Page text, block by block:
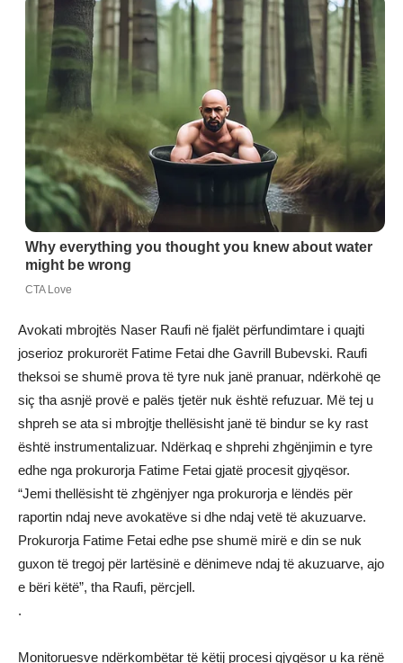
Avokati mbrojtës Naser Raufi në fjalët përfundimtare i quajti
joserioz prokurorët Fatime Fetai dhe Gavrill Bubevski. Raufi
theksoi se shumë prova të tyre nuk janë pranuar, ndërkohë qe
siç tha asnjë provë e palës tjetër nuk është refuzuar. Më tej u
shpreh se ata si mbrojtje thellësisht janë të bindur se ky rast
është instrumentalizuar. Ndërkaq e shprehi zhgënjimin e tyre
edhe nga prokurorja Fatime Fetai gjatë procesit gjyqësor.
“Jemi thellësisht të zhgënjyer nga prokurorja e lëndës për
raportin ndaj neve avokatëve si dhe ndaj vetë të akuzuarve.
Prokurorja Fatime Fetai edhe pse shumë mirë e din se nuk
guxon të tregoj për lartësinë e dënimeve ndaj të akuzuarve, ajo
e bëri këtë”, tha Raufi, përcjell.
.
Monitoruesve ndërkombëtar të këtij procesi gjyqësor u ka rënë